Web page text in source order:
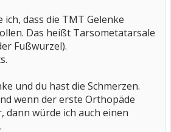
dass die TMT Gelenke
Das heißt Tarsometatarsale
Fußwurzel).
und du hast die Schmerzen.
wenn der erste Orthopäde
dann würde ich auch einen